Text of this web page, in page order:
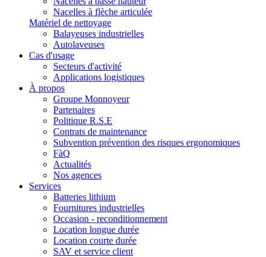
Nacelles à flèche articulée
Matériel de nettoyage
Balayeuses industrielles
Autolaveuses
Cas d'usage
Secteurs d'activité
Applications logistiques
À propos
Groupe Monnoyeur
Partenaires
Politique R.S.E
Contrats de maintenance
Subvention prévention des risques ergonomiques
FàQ
Actualités
Nos agences
Services
Batteries lithium
Fournitures industrielles
Occasion - reconditionnement
Location longue durée
Location courte durée
SAV et service client